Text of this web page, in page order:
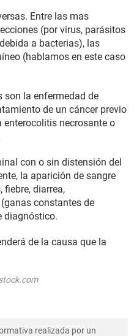
Entre las mas
(por virus, parásitos
a bacterias), las
(hablamos en este caso
son la enfermedad de
de un cáncer previo
enterocolitis necrosante o
con o sin distensión del
la aparición de sangre
fiebre, diarrea,
constantes de
diagnóstico.
de la causa que la
realizada por un